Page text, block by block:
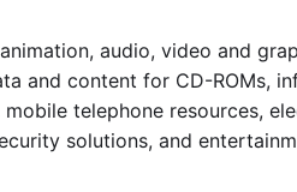
audio, video and
and content for CD-ROMs,
telephone resources,
solutions, and